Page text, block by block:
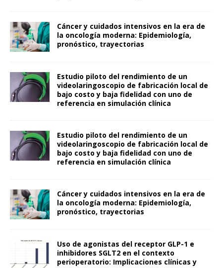
Cáncer y cuidados intensivos en la era de
la oncología moderna: Epidemiología,
pronóstico, trayectorias
Estudio piloto del rendimiento de un
videolaringoscopio de fabricación local de
bajo costo y baja fidelidad con uno de
referencia en simulación clínica
Estudio piloto del rendimiento de un
videolaringoscopio de fabricación local de
bajo costo y baja fidelidad con uno de
referencia en simulación clínica
Cáncer y cuidados intensivos en la era de
la oncología moderna: Epidemiología,
pronóstico, trayectorias
Uso de agonistas del receptor GLP-1 e
inhibidores SGLT2 en el contexto
perioperatorio: Implicaciones clínicas y